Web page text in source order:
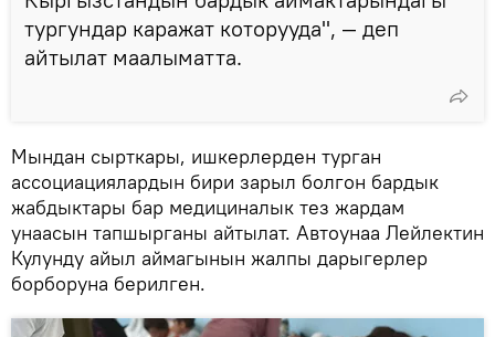
тургундар каражат которууда", — деп
айтылат маалыматта.
Мындан сырткары, ишкерлерден турган
ассоциациялардын бири зарыл болгон бардык
жабдыктары бар медициналык тез жардам
унаасын тапшырганы айтылат. Автоунаа Лейлектин
Кулунду айыл аймагынын жалпы дарыгерлер
борборуна берилген.